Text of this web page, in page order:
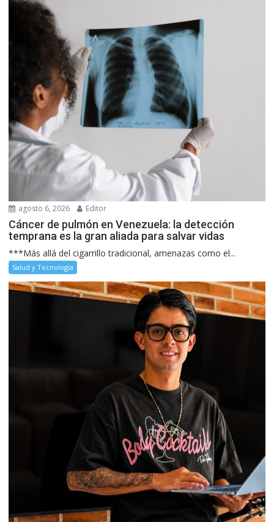
agosto 6, 2026 Editor
Cáncer de pulmón en Venezuela: la detección
temprana es la gran aliada para salvar vidas
***Más allá del cigarrillo tradicional, amenazas como el...
Salud y Tecnología